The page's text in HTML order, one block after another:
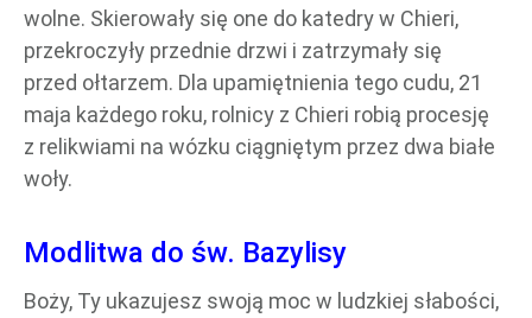
wolne. Skierowały się one do katedry w Chieri,
przekroczyły przednie drzwi i zatrzymały się
przed ołtarzem. Dla upamiętnienia tego cudu, 21
maja każdego roku, rolnicy z Chieri robią procesję
z relikwiami na wózku ciągniętym przez dwa białe
woły.
Modlitwa do św. Bazylisy
Boży, Ty ukazujesz swoją moc w ludzkiej słabości,